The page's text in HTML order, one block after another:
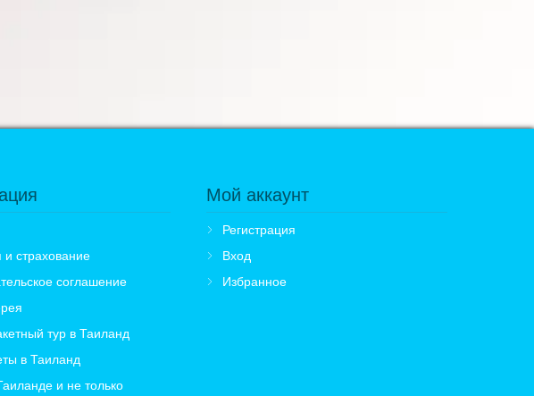
и страхование
соглашение
тур в Таиланд
в Таиланд
и не только
Мой аккаунт
Регистрация
Вход
Избранное